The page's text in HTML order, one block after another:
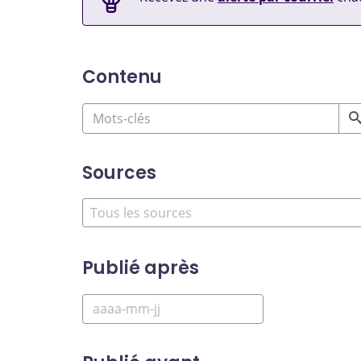
Contenu
Sources
Publié après